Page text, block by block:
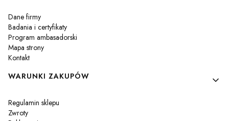
Dane firmy
Badania i certyfikaty
Program ambasadorski
Mapa strony
Kontakt
WARUNKI ZAKUPÓW
Regulamin sklepu
Zwroty